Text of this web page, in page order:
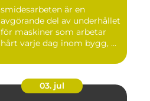
smidesarbeten är en
avgörande del av underhållet
för maskiner som arbetar
hårt varje dag inom bygg, ...
03. jul